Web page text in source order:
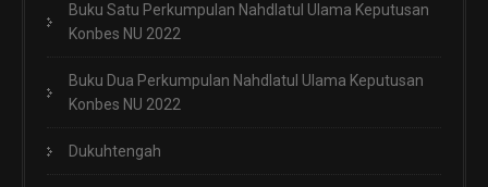
Buku Satu Perkumpulan Nahdlatul Ulama Keputusan
Konbes NU 2022
Buku Dua Perkumpulan Nahdlatul Ulama Keputusan
Konbes NU 2022
Dukuhtengah